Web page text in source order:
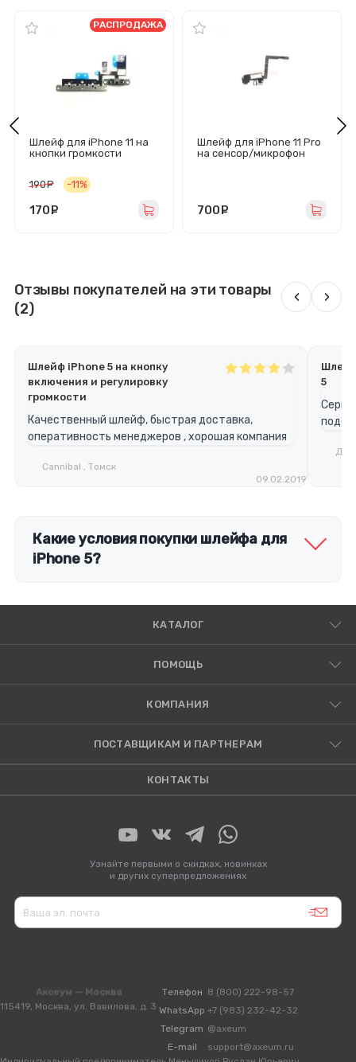
Шлейф для iPhone 11 на
кнопки громкости
РАСПРОДАЖА
190 руб.
-11%
170
Шлейф для iPhone 11 Pro
на сенсор/микрофон
700
Отзывы покупателей на эти товары
(2)
‹ ›
Шлейф iPhone 5 на кнопку
включения и регулировку
громкости
Качественный шлейф, быстрая доставка,
оперативность менеджеров , хорошая компания
Cannibal , Томск
09.02.2019
5
Какие условия покупки шлейфа для
iPhone 5?
КАТАЛОГ
ПОМОЩЬ
КОМПАНИЯ
ПОСТАВЩИКАМ И ПАРТНЕРАМ
КОНТАКТЫ
Узнайте первыми о скидках, новинках
и других суперпредложениях
Аксеум — Москва
115419, Москва, ул. Вавилова, д. 3
Телефон 8 (800) 222-98-57
WhatsApp +7 (983) 232-42-32
Telegram @axeum
E-mail
support@axeum.ru